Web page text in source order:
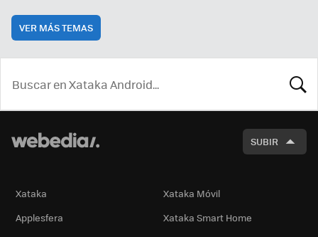
VER MÁS TEMAS
SUBIR
Xataka
Xataka Móvil
Applesfera
Xataka Smart Home